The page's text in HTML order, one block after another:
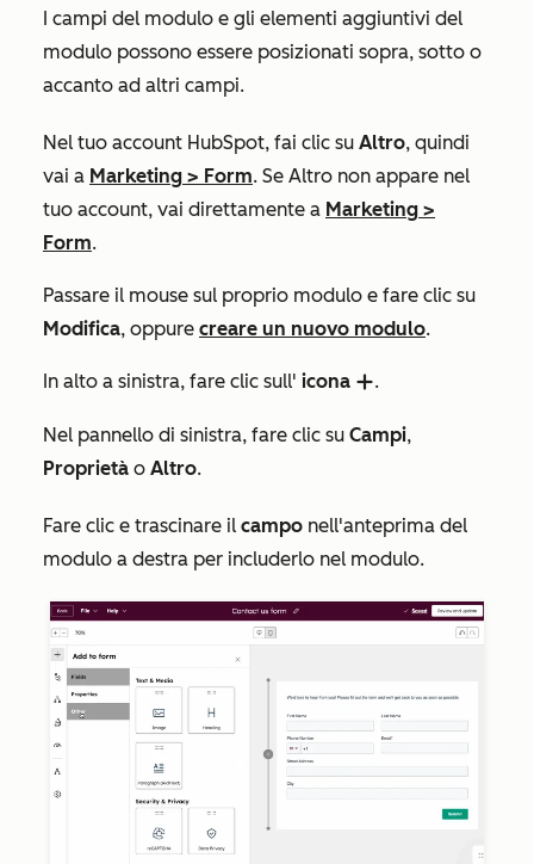
I campi del modulo e gli elementi aggiuntivi del
modulo possono essere posizionati sopra, sotto o
accanto ad altri campi.
Nel tuo account HubSpot, fai clic su Altro, quindi
vai a Marketing > Form. Se Altro non appare nel
tuo account, vai direttamente a Marketing >
Form.
Passare il mouse sul proprio modulo e fare clic su
Modifica, oppure creare un nuovo modulo.
In alto a sinistra, fare clic sull' icona add.
Nel pannello di sinistra, fare clic su Campi,
Proprietà o Altro.
Fare clic e trascinare il campo nell'anteprima del
modulo a destra per includerlo nel modulo.